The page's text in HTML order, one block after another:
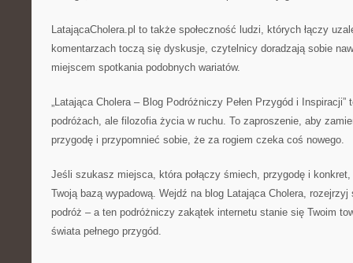
LatającaCholera.pl to także społeczność ludzi, których łączy
komentarzach toczą się dyskusje, czytelnicy doradzają sobie
miejscem spotkania podobnych wariatów.
„Latająca Cholera – Blog Podróżniczy Pełen Przygód i
podróżach, ale filozofia życia w ruchu. To zaproszenie, aby
przygodę i przypomnieć sobie, że za rogiem czeka coś nowego.
Jeśli szukasz miejsca, która połączy śmiech, przygodę i
Twoją bazą wypadową. Wejdź na blog Latająca Cholera,
podróż – a ten podróżniczy zakątek internetu stanie się Twoim
świata pełnego przygód.